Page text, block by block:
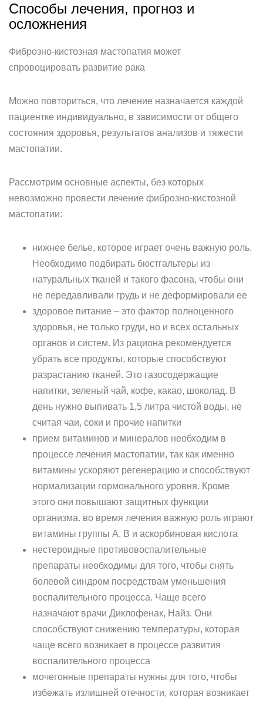
Способы лечения, прогноз и
осложнения
Фиброзно-кистозная мастопатия может
спровоцировать развитие рака
Можно повториться, что лечение назначается каждой
пациентке индивидуально, в зависимости от общего
состояния здоровья, результатов анализов и тяжести
мастопатии.
Рассмотрим основные аспекты, без которых
невозможно провести лечение фиброзно-кистозной
мастопатии:
нижнее белье, которое играет очень важную роль.
Необходимо подбирать бюстгальтеры из
натуральных тканей и такого фасона, чтобы они
не передавливали грудь и не деформировали ее
здоровое питание – это фактор полноценного
здоровья, не только груди, но и всех остальных
органов и систем. Из рациона рекомендуется
убрать все продукты, которые способствуют
разрастанию тканей. Это газосодержащие
напитки, зеленый чай, кофе, какао, шоколад. В
день нужно выпивать 1,5 литра чистой воды, не
считая чаи, соки и прочие напитки
прием витаминов и минералов необходим в
процессе лечения мастопатии, так как именно
витамины ускоряют регенерацию и способствуют
нормализации гормонального уровня. Кроме
этого они повышают защитных функции
организма. во время лечения важную роль играют
витамины группы А, В и аскорбиновая кислота
нестероидные противовоспалительные
препараты необходимы для того, чтобы снять
болевой синдром посредствам уменьшения
воспалительного процесса. Чаще всего
назначают врачи Диклофенак, Найз. Они
способствуют снижению температуры, которая
чаще всего возникает в процессе развития
воспалительного процесса
мочегонные препараты нужны для того, чтобы
избежать излишней отечности, которая возникает